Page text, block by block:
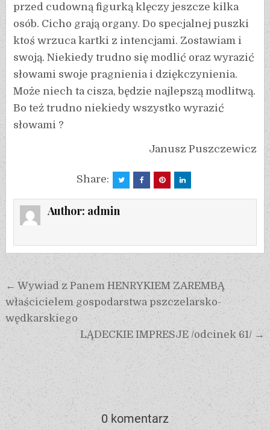
przed cudowną figurką klęczy jeszcze kilka
osób. Cicho grają organy. Do specjalnej puszki
ktoś wrzuca kartki z intencjami. Zostawiam i
swoją. Niekiedy trudno się modlić oraz wyrazić
słowami swoje pragnienia i dziękczynienia.
Może niech ta cisza, będzie najlepszą modlitwą.
Bo też trudno niekiedy wszystko wyrazić
słowami ?
Janusz Puszczewicz
Share:
Author: admin
← Wywiad z Panem HENRYKIEM ZAREMBĄ
właścicielem gospodarstwa pszczelarsko-
wędkarskiego
LĄDECKIE IMPRESJE /odcinek 61/ →
0 komentarz